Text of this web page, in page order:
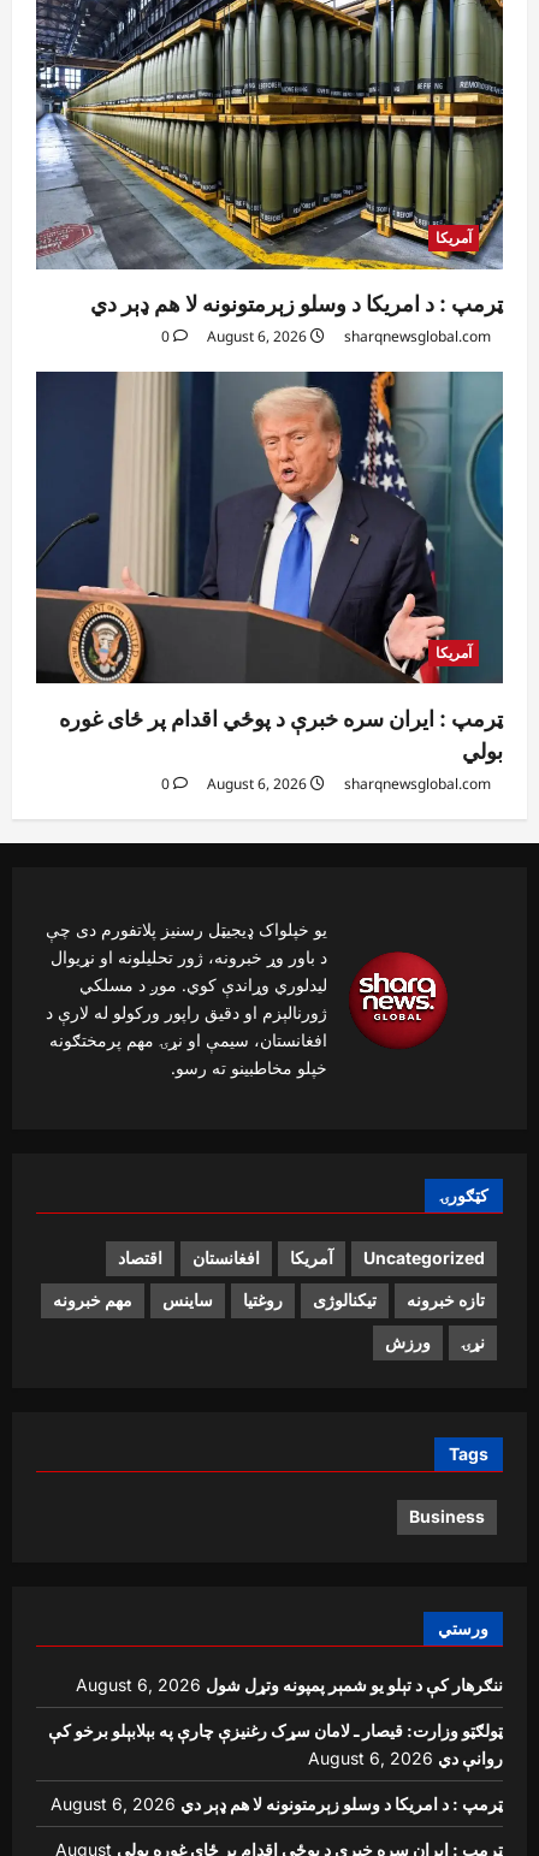
آمریکا
ټرمپ : د امریکا د وسلو زېرمتونونه لا هم ډېر دي
sharqnewsglobal.com
0
آمریکا
ټرمپ : ایران سره خبرې د پوځي اقدام پر ځای غوره
بولي
sharqnewsglobal.com
0
یو خپلواک ډیجیټل رسنیز پلاتفورم دی چې
د باور وړ خبرونه، ژور تحلیلونه او نړیوال
لیدلوري وړاندې کوي. موږ د مسلکي
ژورنالېزم او دقیق راپور ورکولو له لارې د
افغانستان، سیمې او نړۍ مهم پرمختګونه
خپلو مخاطبینو ته رسو.
کټګورۍ
Uncategorized آمریکا افغانستان اقتصاد
تازه خبرونه تیکنالوژی روغتیا ساینس مهم خبرونه
نړۍ ورزش
Tags
Business
ورستي
ننګرهار کې د تېلو یو شمېر پمپونه وتړل شول August 6, 2026
ټولګټو وزارت: قیصار ـ لامان سړک رغنیزې چارې په بېلابېلو برخو کې
روانې دي August 6, 2026
ټرمپ : د امریکا د وسلو زېرمتونونه لا هم ډېر دي August 6, 2026
ټرمپ : ایران سره خبرې د پوځي اقدام پر ځای غوره بولي August